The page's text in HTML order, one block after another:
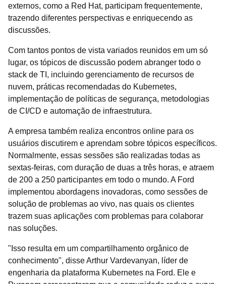
externos, como a Red Hat, participam frequentemente,
trazendo diferentes perspectivas e enriquecendo as
discussões.
Com tantos pontos de vista variados reunidos em um só
lugar, os tópicos de discussão podem abranger todo o
stack de TI, incluindo gerenciamento de recursos de
nuvem, práticas recomendadas do Kubernetes,
implementação de políticas de segurança, metodologias
de CI/CD e automação de infraestrutura.
A empresa também realiza encontros online para os
usuários discutirem e aprendam sobre tópicos específicos.
Normalmente, essas sessões são realizadas todas as
sextas-feiras, com duração de duas a três horas, e atraem
de 200 a 250 participantes em todo o mundo. A Ford
implementou abordagens inovadoras, como sessões de
solução de problemas ao vivo, nas quais os clientes
trazem suas aplicações com problemas para colaborar
nas soluções.
"Isso resulta em um compartilhamento orgânico de
conhecimento", disse Arthur Vardevanyan, líder de
engenharia da plataforma Kubernetes na Ford. Ele e